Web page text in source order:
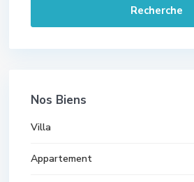
Recherche
Nos Biens
Villa
Appartement